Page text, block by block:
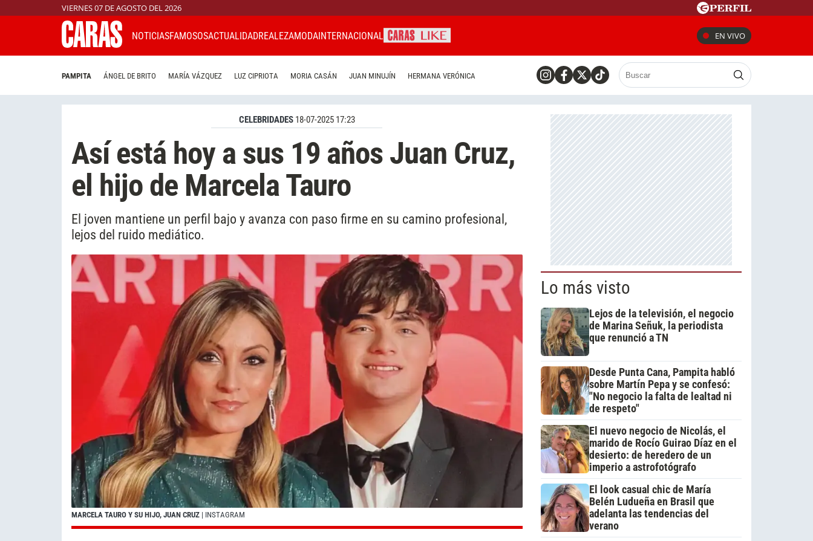
VIERNES 07 DE AGOSTO DEL 2026
NOTICIASFAMOSOSACTUALIDADREALEZAMODAINTERNACIONAL EN VIVO
PAMPITA ÁNGEL DE BRITO MARÍA VÁZQUEZ LUZ CIPRIOTA MORIA CASÁN JUAN MINUJÍN HERMANA VERÓNICA
CELEBRIDADES 18-07-2025 17:23
Así está hoy a sus 19 años Juan Cruz,
el hijo de Marcela Tauro
El joven mantiene un perfil bajo y avanza con paso firme en su camino profesional,
lejos del ruido mediático.
MARCELA TAURO Y SU HIJO, JUAN CRUZ | INSTAGRAM
Lo más visto
Lejos de la televisión, el negocio
de Marina Señuk, la periodista
que renunció a TN
Desde Punta Cana, Pampita habló
sobre Martín Pepa y se confesó:
"No negocio la falta de lealtad ni
de respeto"
El nuevo negocio de Nicolás, el
marido de Rocío Guirao Díaz en el
desierto: de heredero de un
imperio a astrofotógrafo
El look casual chic de María
Belén Ludueña en Brasil que
adelanta las tendencias del
verano